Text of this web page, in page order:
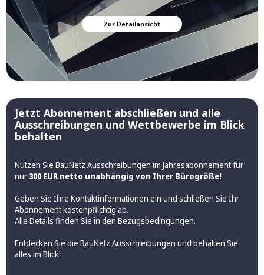
Zur Detailansicht
Jetzt Abonnement abschließen und alle
Ausschreibungen und Wettbewerbe im Blick
behalten
Nutzen Sie BauNetz Ausschreibungen im Jahresabonnement für
nur 300 EUR netto unabhängig von Ihrer Bürogröße!
Geben Sie Ihre Kontaktinformationen ein und schließen Sie Ihr
Abonnement kostenpflichtig ab.
Alle Details finden Sie in den Bezugsbedingungen.
Entdecken Sie die BauNetz Ausschreibungen und behalten Sie
alles im Blick!